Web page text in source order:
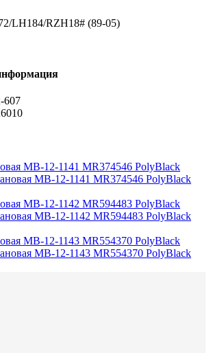
LH184/RZH18# (89-05)
607
MB-12-1141 MR374546 PolyBlack
MB-12-1142 MR594483 PolyBlack
MB-12-1143 MR554370 PolyBlack